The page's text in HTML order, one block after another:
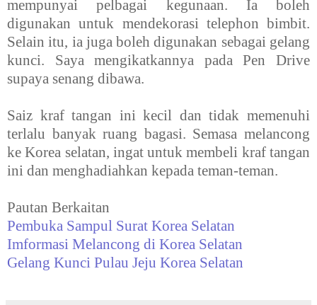
mempunyai pelbagai kegunaan. Ia boleh
digunakan untuk mendekorasi telephon bimbit.
Selain itu, ia juga boleh digunakan sebagai gelang
kunci. Saya mengikatkannya pada Pen Drive
supaya senang dibawa.
Saiz kraf tangan ini kecil dan tidak memenuhi
terlalu banyak ruang bagasi. Semasa melancong
ke Korea selatan, ingat untuk membeli kraf tangan
ini dan menghadiahkan kepada teman-teman.
Pautan Berkaitan
Pembuka Sampul Surat Korea Selatan
Imformasi Melancong di Korea Selatan
Gelang Kunci Pulau Jeju Korea Selatan